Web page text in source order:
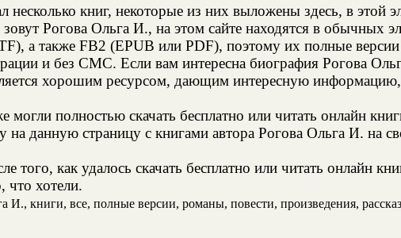
несколько книг, некоторые из них выложены здесь, в этой
Рогова Ольга И., на этом сайте находятся в обычных
а также FB2 (EPUB или PDF), поэтому их полные версии
и без СМС. Если вам интересна биография Рогова
хорошим ресурсом, дающим интересную
полностью скачать бесплатно или читать онлайн
на данную страницу с книгами автора Рогова Ольга И. на
того, как удалось скачать бесплатно или читать онлайн
что хотели.
И., книги, все, полные версии, романы, повести, произведения,